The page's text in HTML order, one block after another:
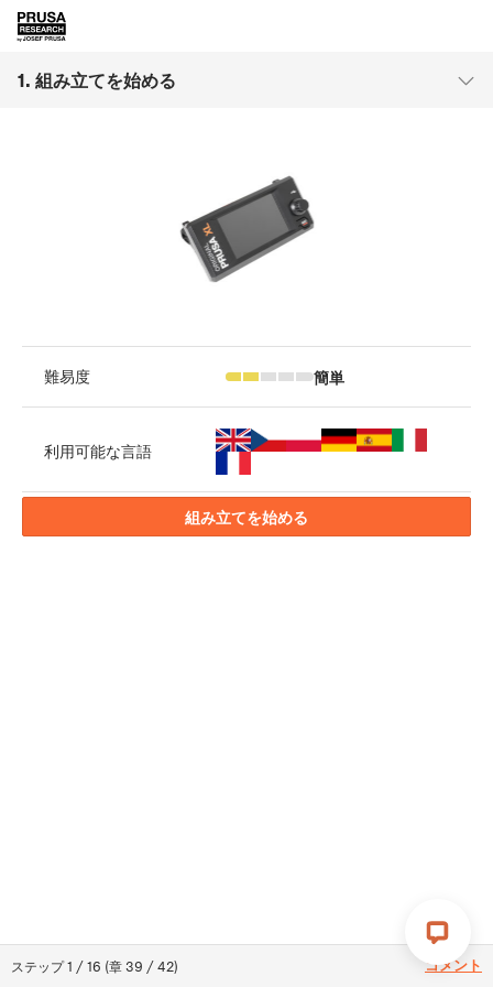
1. 組み立てを始める
ステップ1 /16 (章39 /42) コメント
難易度 簡単
利用可能な言語
組み立てを始める